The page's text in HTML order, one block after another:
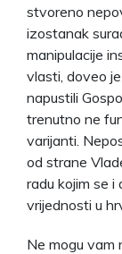
stvoreno
izostanak
manipulacije
vlasti, doveo
napustili
trenutno ne
varijanti.
od strane
radu kojim se
vrijednosti u
Ne mogu vam